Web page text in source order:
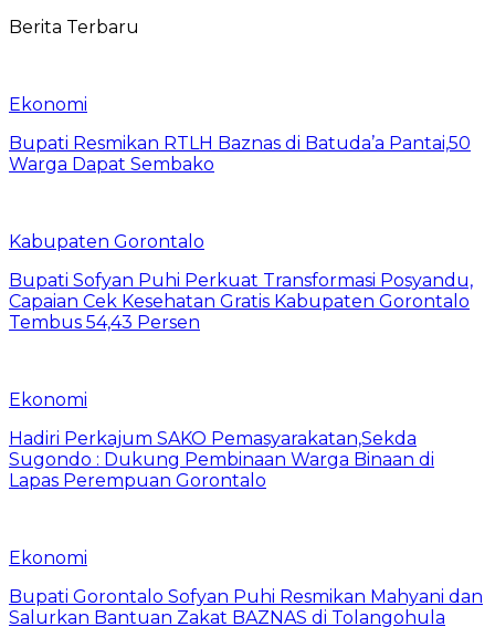
Berita Terbaru
Ekonomi
Bupati Resmikan RTLH Baznas di Batuda’a Pantai,50
Warga Dapat Sembako
Kabupaten Gorontalo
Bupati Sofyan Puhi Perkuat Transformasi Posyandu,
Capaian Cek Kesehatan Gratis Kabupaten Gorontalo
Tembus 54,43 Persen
Ekonomi
Hadiri Perkajum SAKO Pemasyarakatan,Sekda
Sugondo : Dukung Pembinaan Warga Binaan di
Lapas Perempuan Gorontalo
Ekonomi
Bupati Gorontalo Sofyan Puhi Resmikan Mahyani dan
Salurkan Bantuan Zakat BAZNAS di Tolangohula